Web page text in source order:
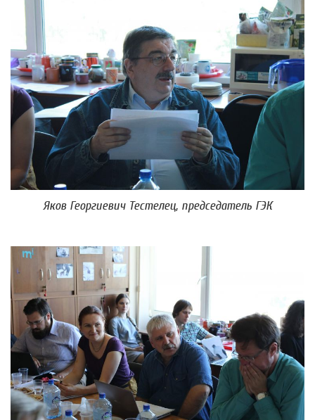
Яков Георгиевич Тестелец, председатель ГЭК